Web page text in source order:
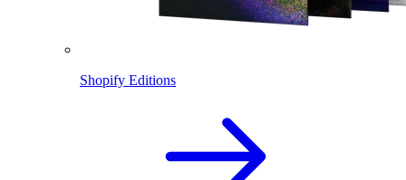
Shopify Editions